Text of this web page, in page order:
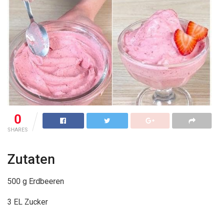
0
SHARES
Zutaten
500 g Erdbeeren
3 EL Zucker